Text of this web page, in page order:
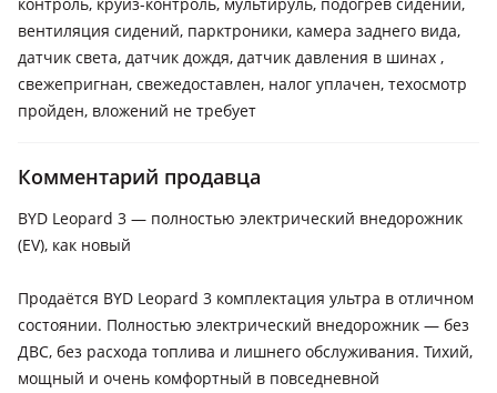
вентиляция сидений, парктроники, камера заднего вида,
датчик света, датчик дождя, датчик давления в шинах ,
свежепригнан, свежедоставлен, налог уплачен, техосмотр
пройден, вложений не требует
Комментарий продавца
BYD Leopard 3 — полностью электрический внедорожник
(EV), как новый
Продаётся BYD Leopard 3 комплектация ультра в отличном
состоянии. Полностью электрический внедорожник — без
ДВС, без расхода топлива и лишнего обслуживания. Тихий,
мощный и очень комфортный в повседневной